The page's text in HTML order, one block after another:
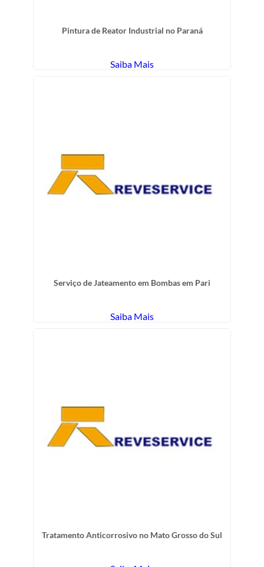
Pintura de Reator Industrial no Paraná
Saiba Mais
Serviço de Jateamento em Bombas em Pari
Saiba Mais
Tratamento Anticorrosivo no Mato Grosso do Sul